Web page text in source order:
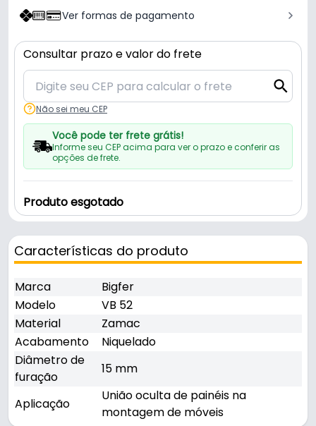
Ver formas de pagamento
Consultar prazo e valor do frete
Não sei meu CEP
Você pode ter frete grátis!
Informe seu CEP acima para ver o prazo e conferir as
opções de frete.
Produto esgotado
Características do produto
Marca
Bigfer
Modelo
VB 52
Material
Zamac
Acabamento
Niquelado
Diâmetro de
furação
15 mm
Aplicação
União oculta de painéis na
montagem de móveis